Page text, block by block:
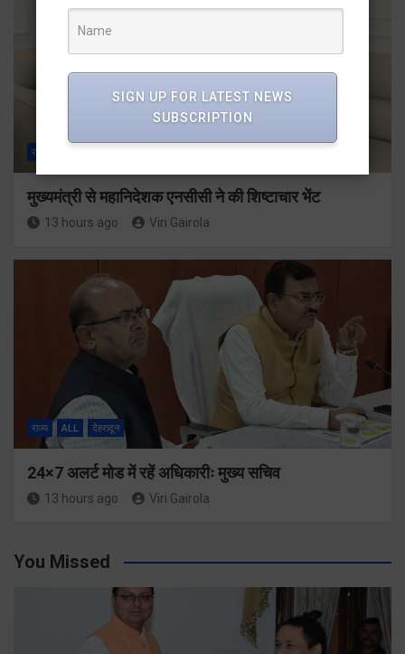
राज्य
मुख्यमंत्री से महानिदेशक एनसीसी ने की शिष्टाचार भेंट
13 hours ago Viri Gairola
राज्य ALL देहरादून
24×7 अलर्ट मोड में रहें अधिकारीः मुख्य सचिव
13 hours ago Viri Gairola
You Missed
SIGN UP FOR LATEST NEWS
SUBSCRIPTION